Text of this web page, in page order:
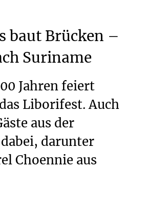
baut Brücken –
Suriname
Jahren feiert
Liborifest. Auch
aus der
darunter
Choennie aus